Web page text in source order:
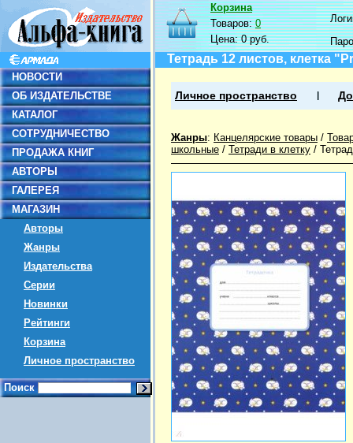
НОВОСТИ
ОБ ИЗДАТЕЛЬСТВЕ
КАТАЛОГ
СОТРУДНИЧЕСТВО
ПРОДАЖА КНИГ
АВТОРЫ
ГАЛЕРЕЯ
МАГАЗИН
Авторы
Жанры
Издательства
Серии
Новинки
Рейтинги
Корзина
Личное пространство
Поиск
Корзина
Товаров:0
Цена:0 руб.
Тетрадь 12 листов, клетка
Личное пространство
Жанры: Канцелярские товары /
школьные / Тетради в клетку /